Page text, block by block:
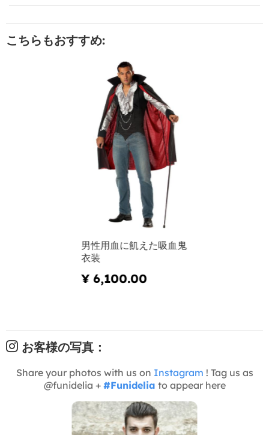
こちらもおすすめ:
男性用血に飢えた吸血鬼
衣装
¥ 6,100.00
お客様の写真：
Share your photos with us on Instagram ! Tag us as
@funidelia + #Funidelia to appear here